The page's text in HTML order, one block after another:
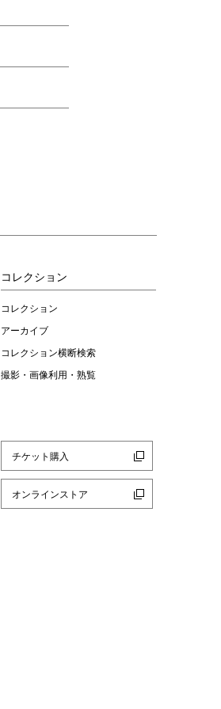
コレクション
コレクション
アーカイブ
コレクション横断検索
撮影・画像利用・熟覧
チケット購入
オンラインストア